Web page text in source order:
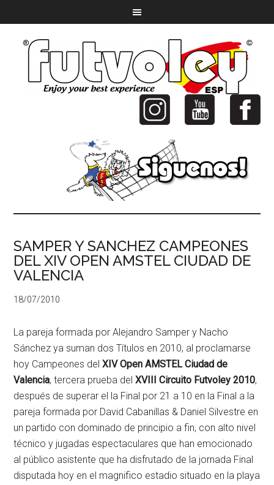
SAMPER Y SANCHEZ CAMPEONES
DEL XIV OPEN AMSTEL CIUDAD DE
VALENCIA
18/07/2010
La pareja formada por Alejandro Samper y Nacho
Sánchez ya suman dos Títulos en 2010, al proclamarse
hoy Campeones delXIV Open AMSTEL Ciudad de
Valencia, tercera prueba delXVIII Circuito Futvoley 2010,
después de superar el la Final por 21 a 10 en la Final a la
pareja formada por David Cabanillas & Daniel Silvestre en
un partido con dominado de principio a fin, con alto nivel
técnico y jugadas espectaculares que han emocionado
al público asistente que ha disfrutado de la jornada Final
disputada hoy en el magnifico estadio situado en la playa